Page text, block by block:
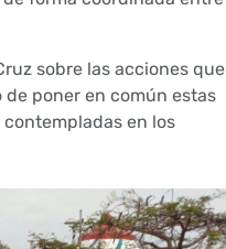
sobre las acciones que
poner en común estas
en los